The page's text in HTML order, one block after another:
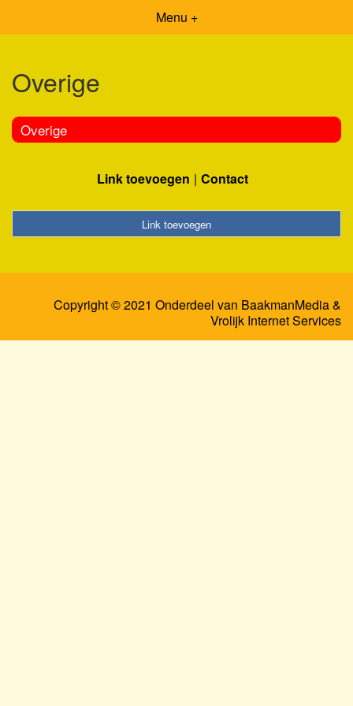
Menu +
Overige
Overige
Link toevoegen Contact
Link toevoegen
Copyright © 2021 Onderdeel van BaakmanMedia&
Vrolijk Internet Services